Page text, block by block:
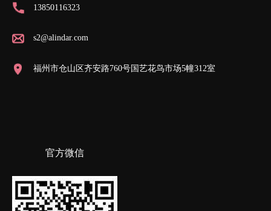
13850116323
s2@alindar.com
福州市仓山区齐安路760号国艺花鸟市场5幢312室
官方微信